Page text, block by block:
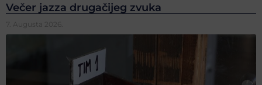
Večer jazza drugačijeg zvuka
7. Augusta 2026.